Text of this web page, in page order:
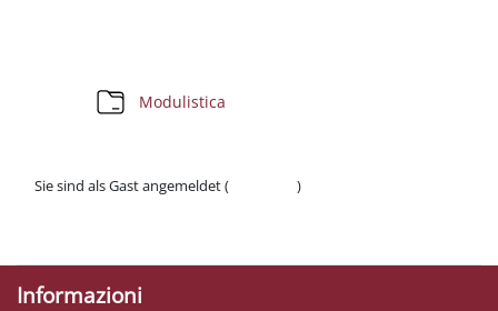
Modulistica
Sie sind als Gast angemeldet (
)
Informazioni